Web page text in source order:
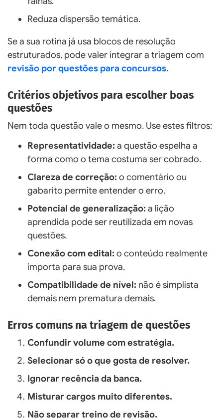
Reduza dispersão temática.
Se a sua rotina já usa blocos de resolução
estruturados, pode valer integrar a triagem com
revisão por questões para concursos.
Critérios objetivos para escolher boas
questões
Nem toda questão vale o mesmo. Use estes filtros:
Representatividade: a questão espelha a
forma como o tema costuma ser cobrado.
Clareza de correção: o comentário ou
gabarito permite entender o erro.
Potencial de generalização: a lição
aprendida pode ser reutilizada em novas
questões.
Conexão com edital: o conteúdo realmente
importa para sua prova.
Compatibilidade de nível: não é simplista
demais nem prematura demais.
Erros comuns na triagem de questões
Confundir volume com estratégia.
Selecionar só o que gosta de resolver.
Ignorar recência da banca.
Misturar cargos muito diferentes.
Não separar treino de revisão.